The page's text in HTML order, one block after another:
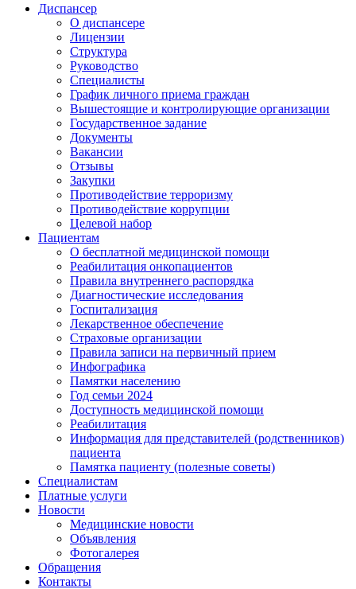
Диспансер
О диспансере
Лицензии
Структура
Руководство
Специалисты
График личного приема граждан
Вышестоящие и контролирующие организации
Государственное задание
Документы
Вакансии
Отзывы
Закупки
Противодействие терроризму
Противодействие коррупции
Целевой набор
Пациентам
О бесплатной медицинской помощи
Реабилитация онкопациентов
Правила внутреннего распорядка
Диагностические исследования
Госпитализация
Лекарственное обеспечение
Страховые организации
Правила записи на первичный прием
Инфографика
Памятки населению
Год семьи 2024
Доступность медицинской помощи
Реабилитация
Информация для представителей (родственников)
пациента
Памятка пациенту (полезные советы)
Специалистам
Платные услуги
Новости
Медицинские новости
Объявления
Фотогалерея
Обращения
Контакты